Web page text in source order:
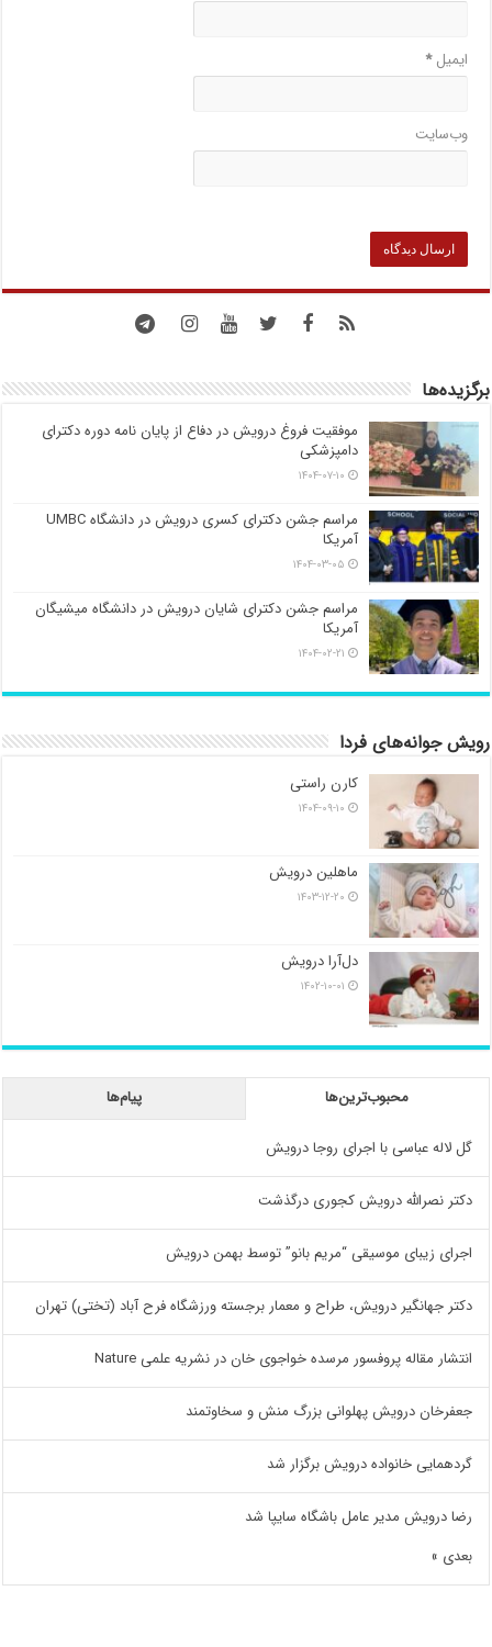
ایمیل*
وب‌سایت
برگزیده‌ها
موفقیت فروغ درویش در دفاع از پایان نامه دوره دکترای
دامپزشکی
۱۴۰۴-۰۷-۱۰
مراسم جشن دکترای کسری درویش در دانشگاه UMBC
آمریکا
۱۴۰۴-۰۳-۰۵
مراسم جشن دکترای شایان درویش در دانشگاه میشیگان
آمریکا
۱۴۰۴-۰۲-۲۱
رویش جوانه‌های فردا
کارن راستی
۱۴۰۴-۰۹-۱۰
ماهلین درویش
۱۴۰۳-۱۲-۲۰
دل‌آرا درویش
۱۴۰۲-۱۰-۰۱
محبوب‌ترین‌ها پیام‌ها
گل لاله عباسی با اجرای روجا درویش
دکتر نصرالله درویش کجوری درگذشت
اجرای زیبای موسیقی “مریم بانو” توسط بهمن درویش
دکتر جهانگیر درویش، طراح و معمار برجسته ورزشگاه فرح آباد (تختی) تهران
انتشار مقاله پروفسور مرسده خواجوی خان در نشریه علمی Nature
جعفرخان درویش پهلوانی بزرگ منش و سخاوتمند
گردهمایی خانواده درویش برگزار شد
رضا درویش مدیر عامل باشگاه سایپا شد
بعدی »